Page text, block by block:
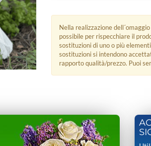
Nella realizzazione
possibile per rispecchiare il
sostituzioni di uno o più
sostituzioni si intendono
rapporto qualità/prezzo. Puoi